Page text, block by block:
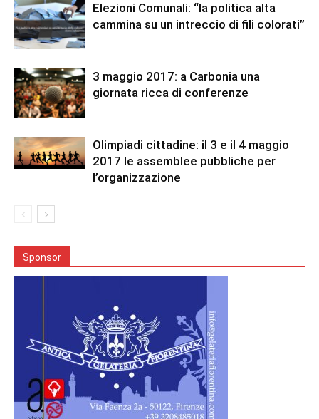
Elezioni Comunali: “la politica alta
cammina su un intreccio di fili colorati”
3 maggio 2017: a Carbonia una
giornata ricca di conferenze
Olimpiadi cittadine: il 3 e il 4 maggio
2017 le assemblee pubbliche per
l’organizzazione
Sponsor